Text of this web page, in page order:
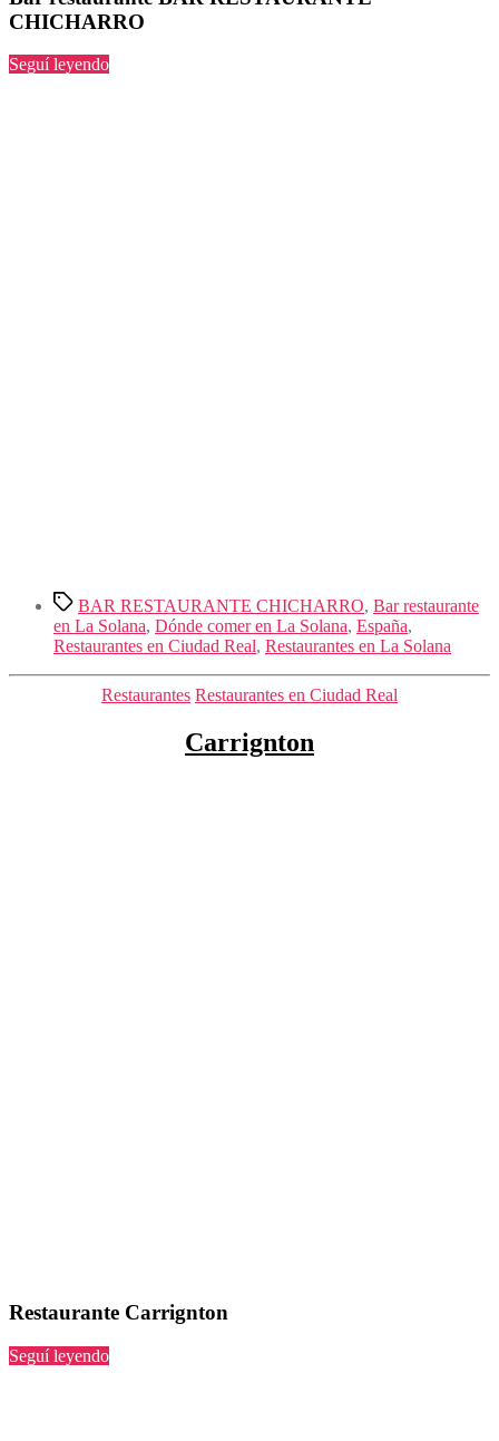
CHICHARRO
Seguí leyendo“BAR
Etiquetas
BAR RESTAURANTE CHICHARRO, Bar restaurante
en La Solana, Dónde comer en La Solana, España,
Restaurantes en Ciudad Real, Restaurantes en La Solana
Categorías
Restaurantes Restaurantes en Ciudad Real
Carrignton
Restaurante Carrignton
Seguí leyendo“Carrignton”